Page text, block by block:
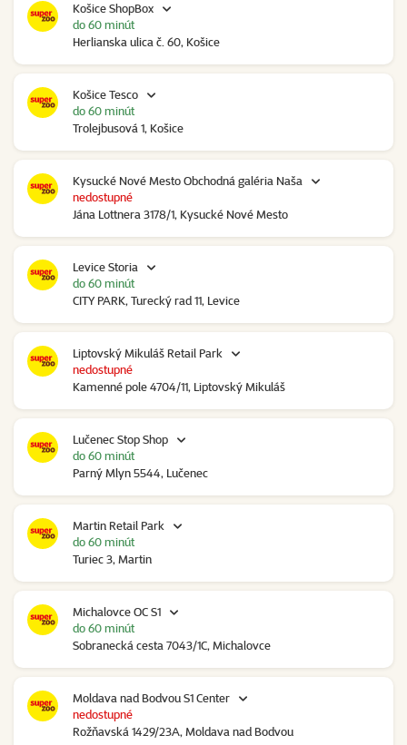
Košice ShopBox
Herlianska ulica č. 60, Košice
do 60 minút
Košice Tesco
Trolejbusová 1, Košice
do 60 minút
Kysucké Nové Mesto Obchodná galéria Naša
Jána Lottnera 3178/1, Kysucké Nové Mesto
nedostupné
Levice Storia
CITY PARK, Turecký rad 11, Levice
do 60 minút
Liptovský Mikuláš Retail Park
Kamenné pole 4704/11, Liptovský Mikuláš
nedostupné
Lučenec Stop Shop
Parný Mlyn 5544, Lučenec
do 60 minút
Martin Retail Park
Turiec 3, Martin
do 60 minút
Michalovce OC S1
Sobranecká cesta 7043/1C, Michalovce
do 60 minút
Moldava nad Bodvou S1 Center
Rožňavská 1429/23A, Moldava nad Bodvou
nedostupné